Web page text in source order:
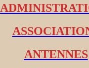
ANTENNES